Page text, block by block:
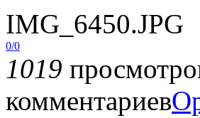
IMG_6450.JPG
0/0
1019
комментариев